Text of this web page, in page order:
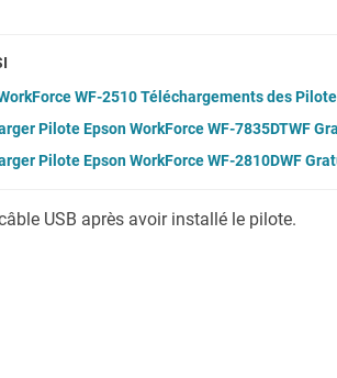
WF-2510 Téléchargements des
Pilote Epson WorkForce WF-7835DTWF
Pilote Epson WorkForce WF-2810DWF
USB après avoir installé le pilote.